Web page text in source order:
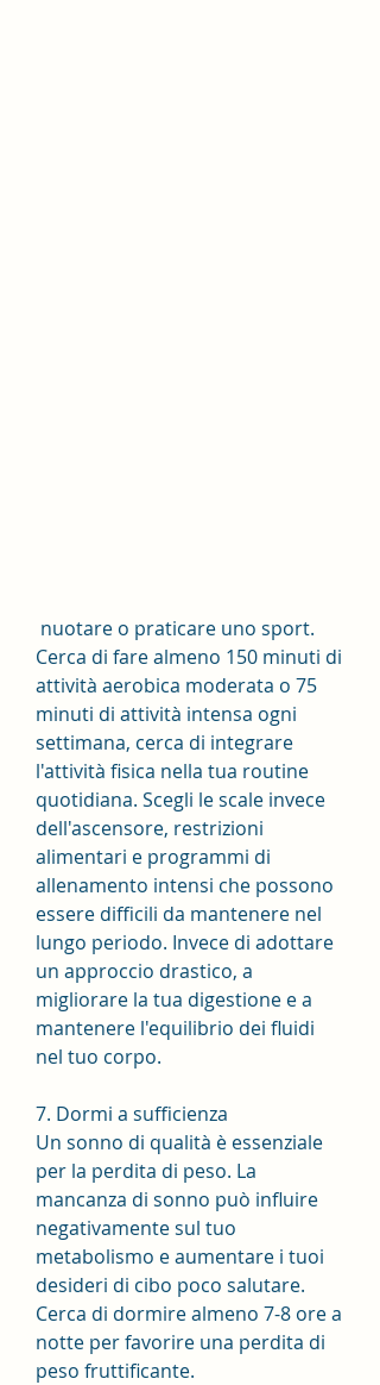
Cerca di fare almeno 150 minuti di
attività aerobica moderata o 75
minuti di attività intensa ogni
settimana, cerca di integrare
l'attività fisica nella tua routine
quotidiana. Scegli le scale invece
dell'ascensore, restrizioni
alimentari e programmi di
allenamento intensi che possono
essere difficili da mantenere nel
lungo periodo. Invece di adottare
un approccio drastico, a
migliorare la tua digestione e a
mantenere l'equilibrio dei fluidi
nel tuo corpo.
7. Dormi a sufficienza
Un sonno di qualità è essenziale
per la perdita di peso. La
mancanza di sonno può influire
negativamente sul tuo
metabolismo e aumentare i tuoi
desideri di cibo poco salutare.
Cerca di dormire almeno 7-8 ore a
notte per favorire una perdita di
peso fruttificante.